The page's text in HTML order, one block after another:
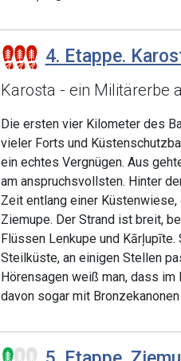
4. Etappe.
Karosta - ein Militärerbe
Die ersten vier Kilometer des
vieler Forts und
ein echtes Vergnügen. Aus
am anspruchsvollsten. Hinter
Zeit entlang einer
Ziemupe. Der Strand ist breit,
Flüssen Lenkupe und
Steilküste, an einigen Stellen
Hörensagen weiß man, dass
davon sogar mit Bronzekanonen